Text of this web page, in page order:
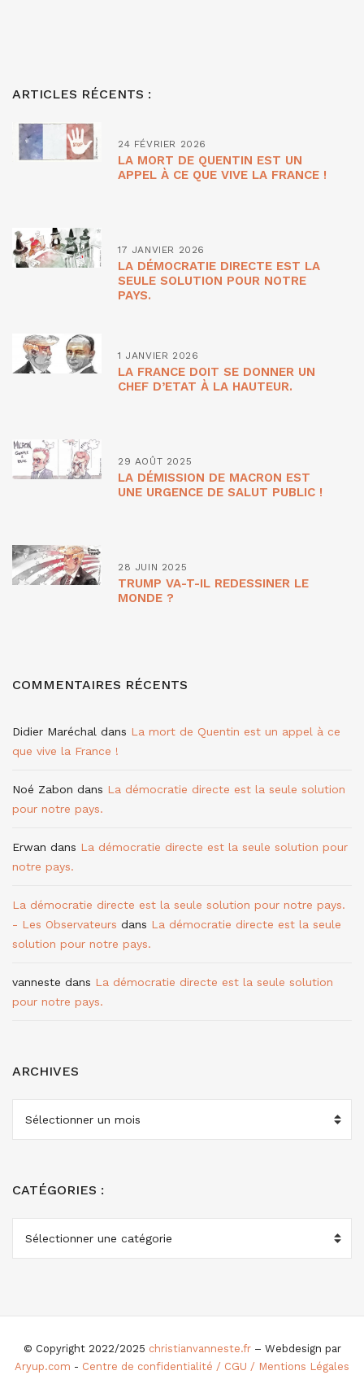
ARTICLES RÉCENTS :
24 FÉVRIER 2026
LA MORT DE QUENTIN EST UN
APPEL À CE QUE VIVE LA FRANCE !
17 JANVIER 2026
LA DÉMOCRATIE DIRECTE EST LA
SEULE SOLUTION POUR NOTRE
PAYS.
1 JANVIER 2026
LA FRANCE DOIT SE DONNER UN
CHEF D’ETAT À LA HAUTEUR.
29 AOÛT 2025
LA DÉMISSION DE MACRON EST
UNE URGENCE DE SALUT PUBLIC !
28 JUIN 2025
TRUMP VA-T-IL REDESSINER LE
MONDE ?
COMMENTAIRES RÉCENTS
Didier Maréchal dans La mort de Quentin est un appel à ce
que vive la France !
Noé Zabon dans La démocratie directe est la seule solution
pour notre pays.
Erwan dans La démocratie directe est la seule solution pour
notre pays.
La démocratie directe est la seule solution pour notre pays.
- Les Observateurs dans La démocratie directe est la seule
solution pour notre pays.
vanneste dans La démocratie directe est la seule solution
pour notre pays.
ARCHIVES
ARCHIVES
CATÉGORIES :
CATÉGORIES
© Copyright 2022/2025 christianvanneste.fr– Webdesign par
Aryup.com - Centre de confidentialité / CGU / Mentions Légales